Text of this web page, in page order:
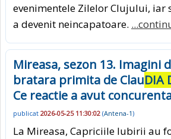
evenimentele Zilelor Clujului, iar
a devenit neincapatoare.
Mireasa, sezon 13. Imagini
bratara primita de ClauDIA
Ce reactie a avut
publicat 2026-05-25 11:30:02 (Antena-1)
La Mireasa, Capriciile Iubirii au